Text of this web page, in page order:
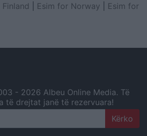
Esim for Norway
Esim for
- 2026 Albeu Online Media. Të
të drejtat janë të rezervuara!